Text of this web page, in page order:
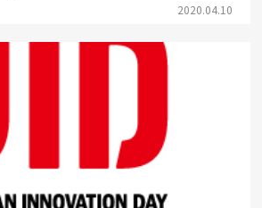
2020.04.10